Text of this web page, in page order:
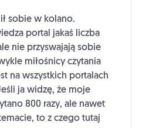
sobie w kolano.
portal jakaś liczba
nie przyswajają sobie
miłośnicy czytania
na wszystkich portalach
ja widzę, że moje
800 razy, ale nawet
to z czego tutaj